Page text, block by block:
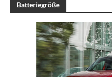
Batteriegröße